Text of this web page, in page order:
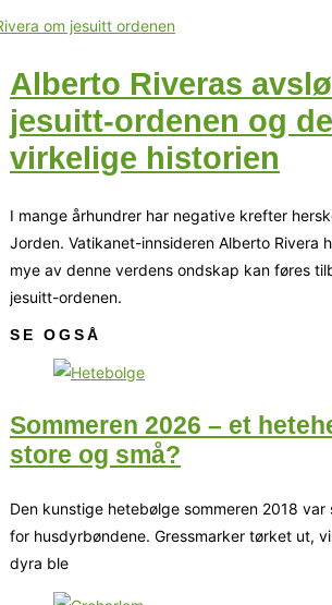
Alberto Riveras
jesuitt-ordenen og
virkelige historien
I mange århundrer har negative krefter
Jorden. Vatikanet-innsideren Alberto Rivera
mye av denne verdens ondskap kan føres
jesuitt-ordenen.
SE OGSÅ
Sommeren 2026 – et
store og små?
Den kunstige hetebølge sommeren 2018
for husdyrbøndene. Gressmarker tørket ut,
dyra ble